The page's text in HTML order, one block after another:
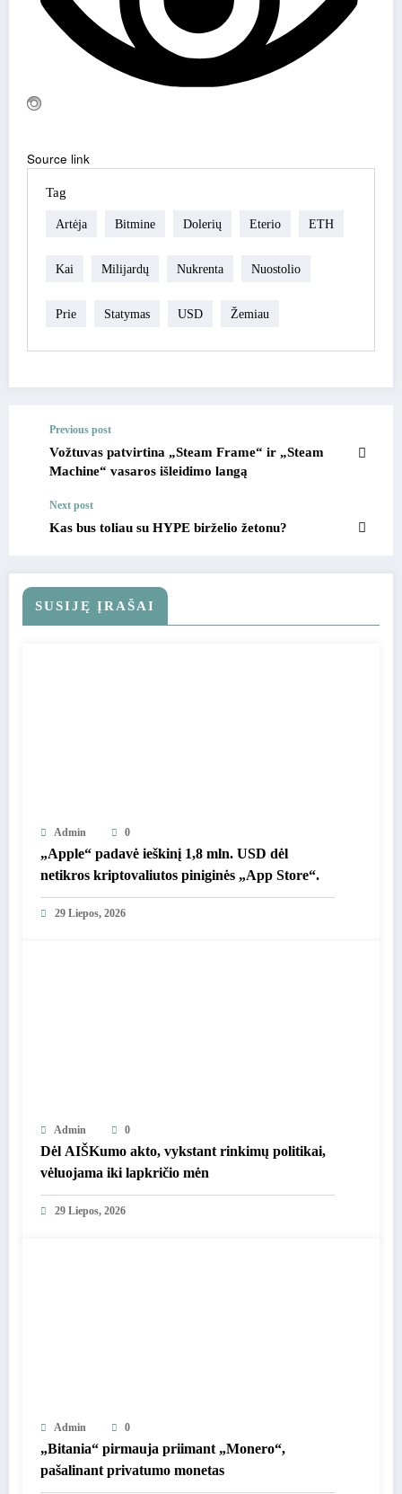
Source link
Tag
Artėja Bitmine Dolerių Eterio ETH
Kai Milijardų Nukrenta Nuostolio
Prie Statymas USD Žemiau
Previous post
Vožtuvas patvirtina „Steam Frame“ ir „Steam
Machine“ vasaros išleidimo langą
Next post
Kas bus toliau su HYPE birželio žetonu?
SUSIJĘ ĮRAŠAI
Admin 0
„Apple“ padavė ieškinį 1,8 mln. USD dėl
netikros kriptovaliutos piniginės „App Store“.
29 Liepos, 2026
Admin 0
Dėl AIŠKumo akto, vykstant rinkimų politikai,
vėluojama iki lapkričio mėn
29 Liepos, 2026
Admin 0
„Bitania“ pirmauja priimant „Monero“,
pašalinant privatumo monetas